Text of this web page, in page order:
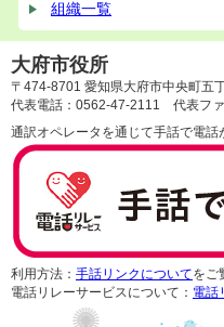
組織一覧
大府市役所
〒474-8701 愛知県大府市中央町五
代表電話：0562-47-2111 代表フ
通訳オペレータを通じて手話で電話
利用方法： 手話リンクについてをご
電話リレーサービスについて： 電話